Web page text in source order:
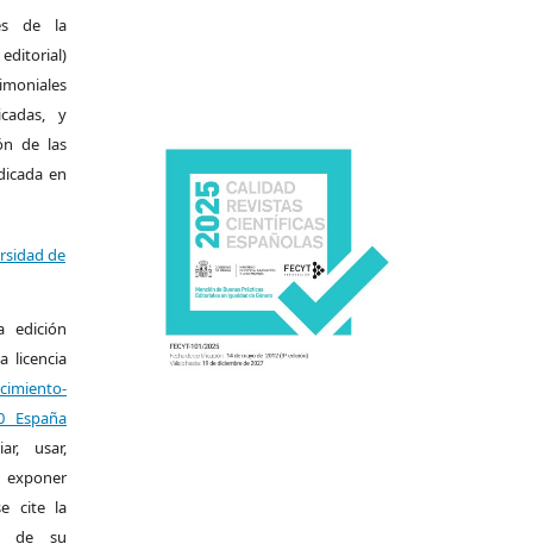
de la
y
de las
en
de
edición
licencia
España
usar,
cite la
de su